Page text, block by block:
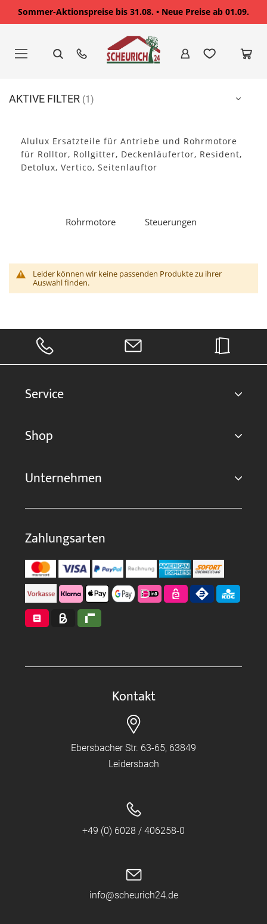
Sommer-Aktionspreise bis 31.08. • Neue Preise ab 01.09.
springen
Alulux Ersatzteile für Antriebe und Rohrmotore
für Rolltor, Rollgitter, Deckenläufertor, Resident,
Detolux, Vertico, Seitenlauftor
Rohrmotore Steuerungen
Leider können wir keine passenden Produkte zu ihrer
Auswahl finden.
AKTIVE FILTER
Service
Shop
Unternehmen
Zahlungsarten
Kontakt
Ebersbacher Str. 63-65, 63849
Leidersbach
+49 (0) 6028 / 406258-0
info@scheurich24.de